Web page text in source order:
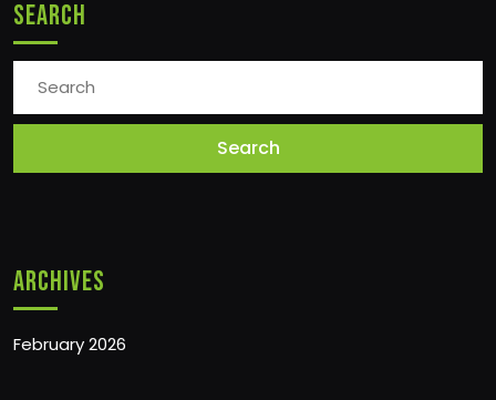
Search
for:
Archives
February 2026